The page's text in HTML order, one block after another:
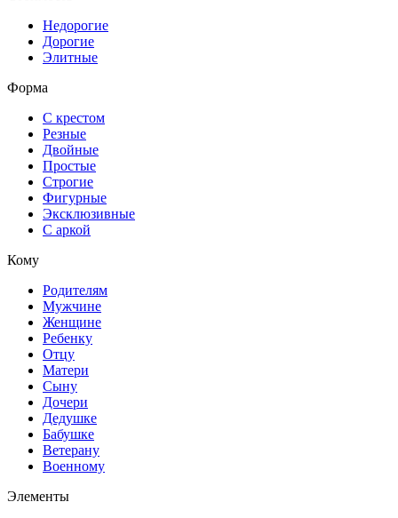
Недорогие
Дорогие
Элитные
Форма
С крестом
Резные
Двойные
Простые
Строгие
Фигурные
Эксклюзивные
С аркой
Кому
Родителям
Мужчине
Женщине
Ребенку
Отцу
Матери
Сыну
Дочери
Дедушке
Бабушке
Ветерану
Военному
Элементы